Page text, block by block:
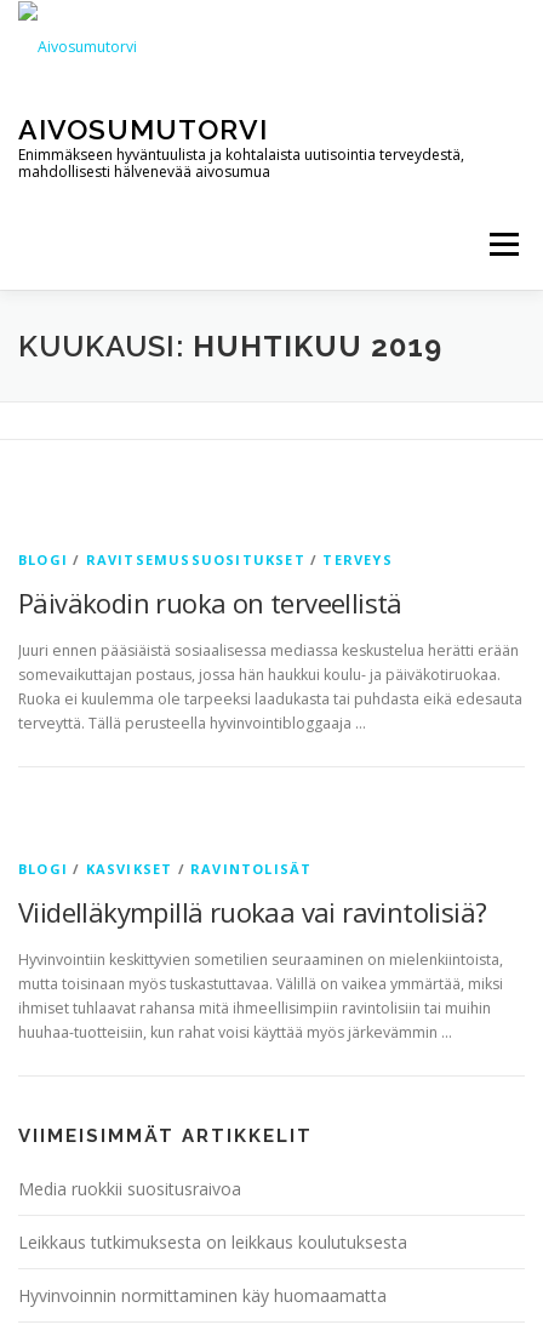
Siirry
AIVOSUMUTORVI
Enimmäkseen hyväntuulista ja kohtalaista uutisointia terveydestä,
mahdollisesti hälvenevää aivosumua
Valikko
AIVOSUMUTORVI PALVELUT YHTEYSTIEDOT
KUUKAUSI: HUHTIKUU 2019
BLOGI / RAVITSEMUSSUOSITUKSET / TERVEYS
Päiväkodin ruoka on terveellistä
Juuri ennen pääsiäistä sosiaalisessa mediassa keskustelua herätti erään
somevaikuttajan postaus, jossa hän haukkui koulu- ja päiväkotiruokaa.
Ruoka ei kuulemma ole tarpeeksi laadukasta tai puhdasta eikä edesauta
terveyttä. Tällä perusteella hyvinvointibloggaaja …
BLOGI / KASVIKSET / RAVINTOLISÄT
Viidelläkympillä ruokaa vai ravintolisiä?
Hyvinvointiin keskittyvien sometilien seuraaminen on mielenkiintoista,
mutta toisinaan myös tuskastuttavaa. Välillä on vaikea ymmärtää, miksi
ihmiset tuhlaavat rahansa mitä ihmeellisimpiin ravintolisiin tai muihin
huuhaa-tuotteisiin, kun rahat voisi käyttää myös järkevämmin …
VIIMEISIMMÄT ARTIKKELIT
Media ruokkii suositusraivoa
Leikkaus tutkimuksesta on leikkaus koulutuksesta
Hyvinvoinnin normittaminen käy huomaamatta